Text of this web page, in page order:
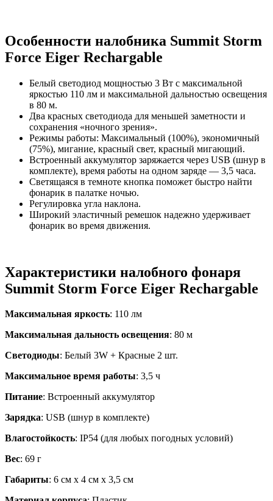
Особенности налобника Summit Storm
Force Eiger Rechargable
Белый светодиод мощностью 3 Вт с максимальной
яркостью 110 лм и максимальной дальностью освещения
в 80 м.
Два красных светодиода для меньшей заметности и
сохранения «ночного зрения».
Режимы работы: Максимальный (100%), экономичный
(75%), мигание, красный свет, красный мигающий.
Встроенный аккумулятор заряжается через USB (шнур в
комплекте), время работы на одном заряде — 3,5 часа.
Светящаяся в темноте кнопка поможет быстро найти
фонарик в палатке ночью.
Регулировка угла наклона.
Широкий эластичный ремешок надежно удерживает
фонарик во время движения.
Характеристики налобного фонаря
Summit Storm Force Eiger Rechargable
Максимальная яркость: 110 лм
Максимальная дальность освещения: 80 м
Светодиоды: Белый 3W + Красные 2 шт.
Максимальное время работы: 3,5 ч
Питание: Встроенный аккумулятор
Зарядка: USB (шнур в комплекте)
Влагостойкость: IP54 (для любых погодных условий)
Вес: 69 г
Габариты: 6 см х 4 см х 3,5 см